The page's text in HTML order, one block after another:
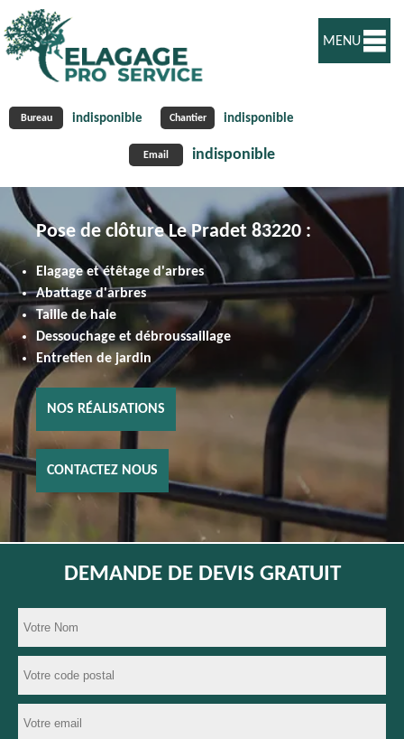
Bureau indisponible Chantier indisponible
Email indisponible
MENU
Pose de clôture Le Pradet 83220 :
Elagage et étêtage d'arbres
Abattage d'arbres
Taille de haie
Dessouchage et débroussaillage
Entretien de jardin
NOS RÉALISATIONS
CONTACTEZ NOUS
DEMANDE DE DEVIS GRATUIT